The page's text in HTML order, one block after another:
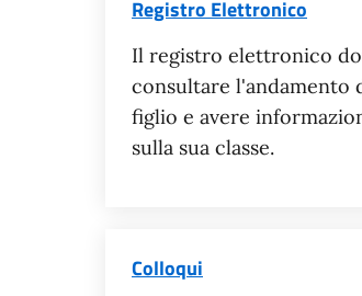
Registro Elettronico
Il registro elettronico
consultare l'andamento
figlio e avere
sulla sua classe.
Colloqui